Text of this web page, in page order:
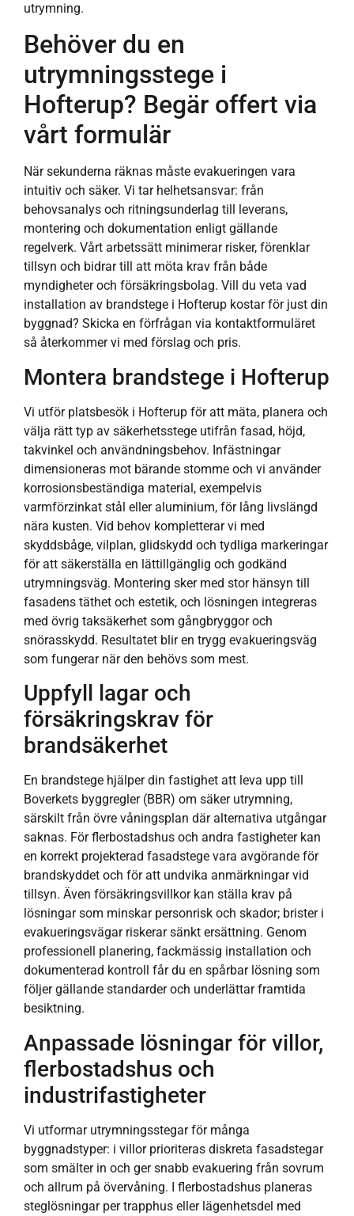
utrymning.
Behöver du en
utrymningsstege i
Hofterup? Begär offert via
vårt formulär
När sekunderna räknas måste evakueringen vara
intuitiv och säker. Vi tar helhetsansvar: från
behovsanalys och ritningsunderlag till leverans,
montering och dokumentation enligt gällande
regelverk. Vårt arbetssätt minimerar risker, förenklar
tillsyn och bidrar till att möta krav från både
myndigheter och försäkringsbolag. Vill du veta vad
installation av brandstege i Hofterup kostar för just din
byggnad? Skicka en förfrågan via kontaktformuläret
så återkommer vi med förslag och pris.
Montera brandstege i Hofterup
Vi utför platsbesök i Hofterup för att mäta, planera och
välja rätt typ av säkerhetsstege utifrån fasad, höjd,
takvinkel och användningsbehov. Infästningar
dimensioneras mot bärande stomme och vi använder
korrosionsbeständiga material, exempelvis
varmförzinkat stål eller aluminium, för lång livslängd
nära kusten. Vid behov kompletterar vi med
skyddsbåge, vilplan, glidskydd och tydliga markeringar
för att säkerställa en lättillgänglig och godkänd
utrymningsväg. Montering sker med stor hänsyn till
fasadens täthet och estetik, och lösningen integreras
med övrig taksäkerhet som gångbryggor och
snörasskydd. Resultatet blir en trygg evakueringsväg
som fungerar när den behövs som mest.
Uppfyll lagar och
försäkringskrav för
brandsäkerhet
En brandstege hjälper din fastighet att leva upp till
Boverkets byggregler (BBR) om säker utrymning,
särskilt från övre våningsplan där alternativa utgångar
saknas. För flerbostadshus och andra fastigheter kan
en korrekt projekterad fasadstege vara avgörande för
brandskyddet och för att undvika anmärkningar vid
tillsyn. Även försäkringsvillkor kan ställa krav på
lösningar som minskar personrisk och skador; brister i
evakueringsvägar riskerar sänkt ersättning. Genom
professionell planering, fackmässig installation och
dokumenterad kontroll får du en spårbar lösning som
följer gällande standarder och underlättar framtida
besiktning.
Anpassade lösningar för villor,
flerbostadshus och
industrifastigheter
Vi utformar utrymningsstegar för många
byggnadstyper: i villor prioriteras diskreta fasadstegar
som smälter in och ger snabb evakuering från sovrum
och allrum på övervåning. I flerbostadshus planeras
steglösningar per trapphus eller lägenhetsdel med